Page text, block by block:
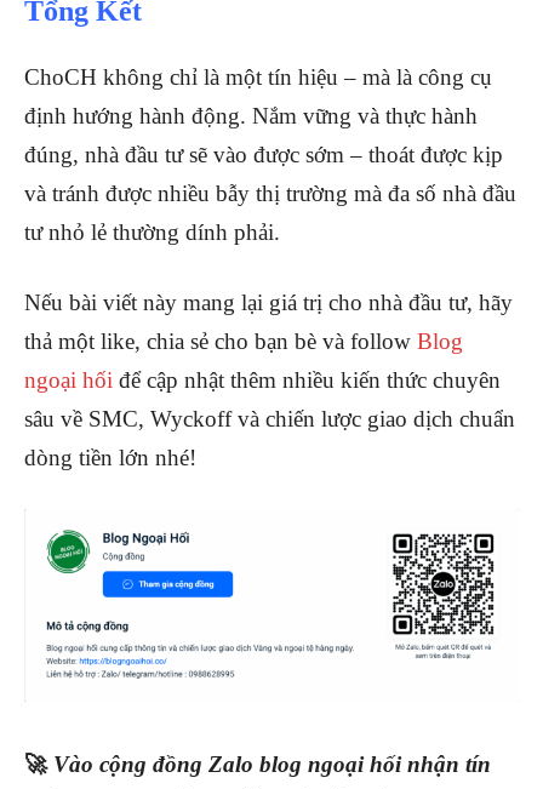
Tổng Kết
ChoCH không chỉ là một tín hiệu – mà là công cụ
định hướng hành động. Nắm vững và thực hành
đúng, nhà đầu tư sẽ vào được sớm – thoát được kịp
và tránh được nhiều bẫy thị trường mà đa số nhà đầu
tư nhỏ lẻ thường dính phải.
Nếu bài viết này mang lại giá trị cho nhà đầu tư, hãy
thả một like, chia sẻ cho bạn bè và follow Blog
ngoại hối để cập nhật thêm nhiều kiến thức chuyên
sâu về SMC, Wyckoff và chiến lược giao dịch chuẩn
dòng tiền lớn nhé!
🚀 Vào cộng đồng Zalo blog ngoại hối nhận tín